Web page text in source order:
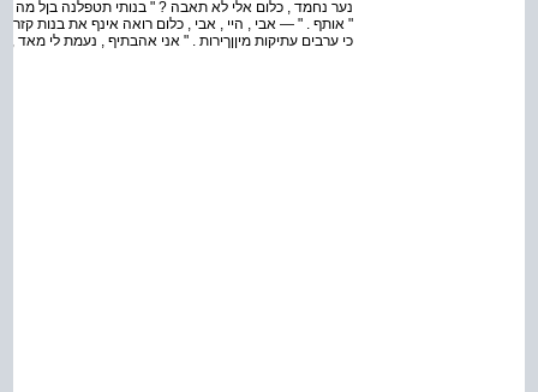
" אותף . " — אבי , היי , אבי , כלום רואה אינף את בנות
כי ערבים עתיקות מיןןךירות . " אני אהבתיף , נעמת לי מאד ,